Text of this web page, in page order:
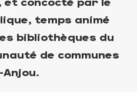
temps animé
bibliothèques du
de communes
Anjou.